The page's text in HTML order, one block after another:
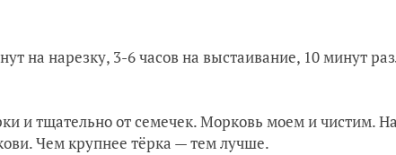
на нарезку, 3-6 часов на выстаивание, 10 минут
и тщательно от семечек. Морковь моем и чистим.
Чем крупнее тёрка — тем лучше.